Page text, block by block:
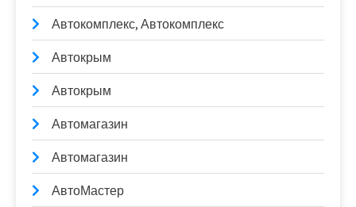
Автокомплекс, Автокомплекс
Автокрым
Автокрым
Автомагазин
Автомагазин
АвтоМастер